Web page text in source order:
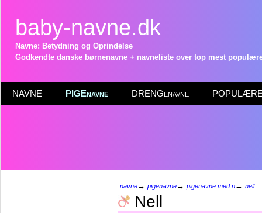
baby-navne.dk
Navne: Betydning og Oprindelse
Godkendte danske børnenavne + navneliste over top mest
NAVNE PIGEnavne DRENGenavne POPULÆRE
navne→ pigenavne→ pigenavne med n→ nell
Nell